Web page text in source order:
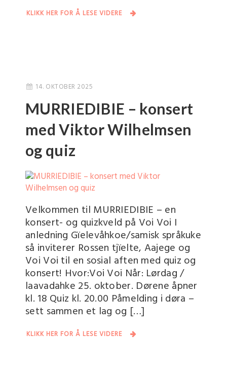
KLIKK HER FOR Å LESE VIDERE
14. OKTOBER 2025
MURRIEDIBIE – konsert
med Viktor Wilhelmsen
og quiz
Velkommen til MURRIEDIBIE – en
konsert- og quizkveld på Voi Voi I
anledning Gïelevåhkoe/samisk språkuke
så inviterer Rossen tjïelte, Aajege og
Voi Voi til en sosial aften med quiz og
konsert! Hvor:Voi Voi Når: Lørdag /
laavadahke 25. oktober. Dørene åpner
kl. 18 Quiz kl. 20.00 Påmelding i døra –
sett sammen et lag og […]
KLIKK HER FOR Å LESE VIDERE